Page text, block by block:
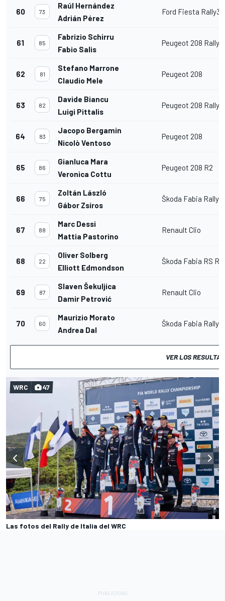
60 73
Raúl Hernández
Adrián Pérez
Ford Fiesta Rally3
61 85
Fabrizio Schirru
Fabio Salis
Peugeot 208 Rally4
62 81
Stefano Marrone
Claudio Mele
Peugeot 208
63 82
Davide Biancu
Luigi Pittalis
Peugeot 208 Rally4
64 83
Jacopo Bergamin
Nicolò Ventoso
Peugeot 208
65 86
Gianluca Mara
Veronica Cottu
Peugeot 208 R2
66 75
Zoltán László
Gábor Zsíros
Škoda Fabia Rally2
67 88
Marc Dessi
Mattia Pastorino
Renault Clio
68 22
Oliver Solberg
Elliott Edmondson
Škoda Fabia RS
69 87
Slaven Šekuljica
Damir Petrović
Renault Clio
70 60
Maurizio Morato
Andrea Dal
Škoda Fabia Rally2
VER LOS
Las fotos del Rally de Italia del WRC
WRC 47